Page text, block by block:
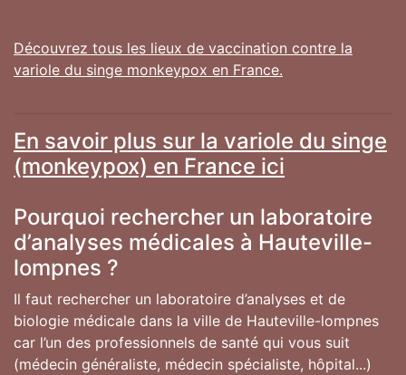
Découvrez tous les lieux de vaccination contre la
variole du singe monkeypox en France.
En savoir plus sur la variole du singe
(monkeypox) en France ici
Pourquoi rechercher un laboratoire
d’analyses médicales à Hauteville-
lompnes ?
Il faut rechercher un laboratoire d’analyses et de
biologie médicale dans la ville de Hauteville-lompnes
car l’un des professionnels de santé qui vous suit
(médecin généraliste, médecin spécialiste, hôpital...)